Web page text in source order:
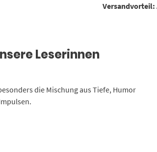
Versandvorteil:
Leserinnen
die Mischung aus Tiefe, Humor